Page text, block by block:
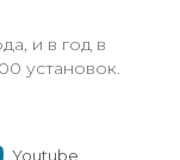
и в год в
установок.
Youtube